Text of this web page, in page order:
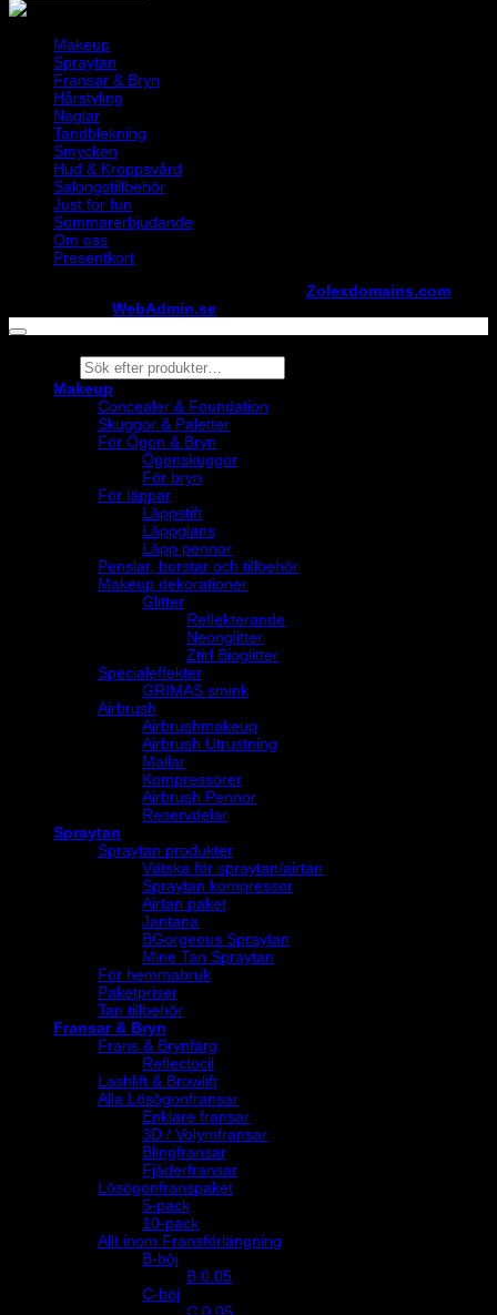
Makeup
Spraytan
Fransar & Bryn
Hårstyling
Naglar
Tandblekning
Smycken
Hud & Kroppsvård
Salongstillbehör
Just for fun
Sommarerbjudande
Om oss
Presentkort
Zolexdomains.com
WebAdmin.se
Products
search
Makeup
Concealer & Foundation
Skuggor & Paletter
För Ögon & Bryn
Ögonskuggor
För bryn
För läppar
Läppstift
Läppglans
Läpp pennor
Penslar, borstar och tillbehör
Makeup dekorationer
Glitter
Reflekterande
Neonglitter
Ztirl Bioglitter
Specialeffekter
GRIMAS smink
Airbrush
Airbrushmakeup
Airbrush Utrustning
Mallar
Kompressorer
Airbrush Pennor
Reservdelar
Spraytan
Spraytan produkter
Vätska för spraytan/airtan
Spraytan kompressor
Airtan paket
Jantana
BGorgeous Spraytan
Mine Tan Spraytan
För hemmabruk
Paketpriser
Tan tillbehör
Fransar & Bryn
Frans & Brynfärg
Reflectocil
Lashlift & Browlift
Alla Lösögonfransar
Enklare fransar
3D / Volymfransar
Blingfransar
Fjäderfransar
Lösögonfranspaket
5-pack
10-pack
Allt inom Fransförlängning
B-böj
B 0.05
C-böj